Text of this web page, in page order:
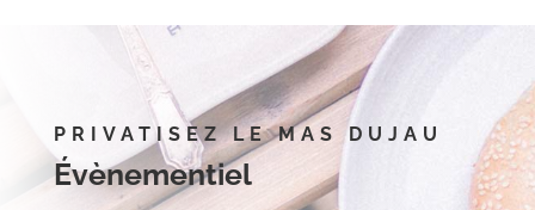
PRIVATISEZ LE MAS DUJAU
Évènementiel